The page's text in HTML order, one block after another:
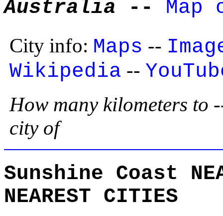
Australia --
City info: Maps --
Wikipedia --
How many kilometers to
city of
Sunshine Coast
NEAREST CITIES